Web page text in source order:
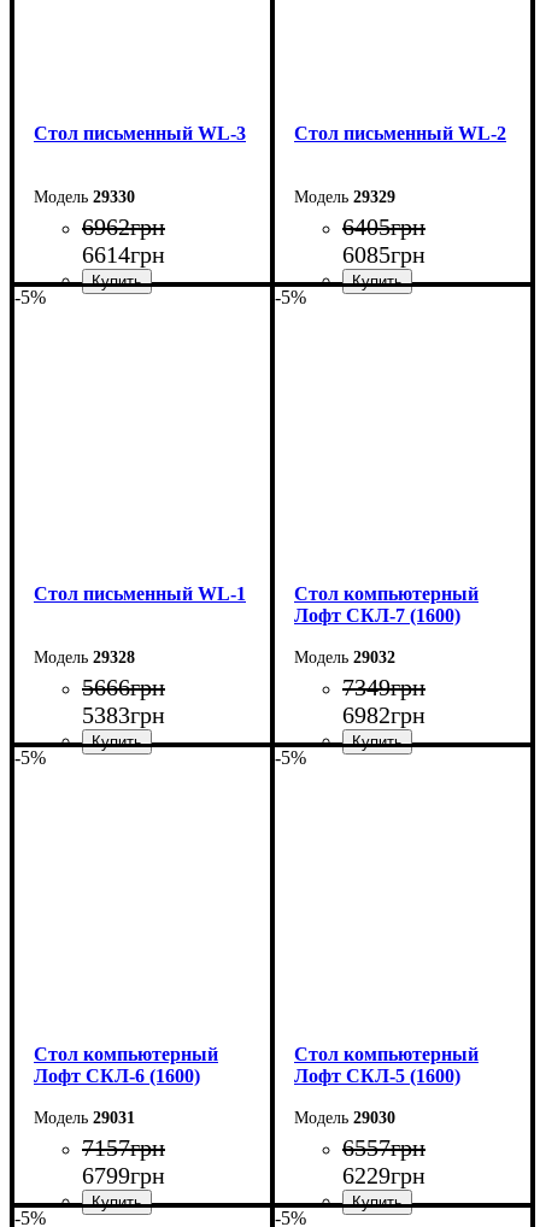
Стол письменный WL-3
29330
6962грн
6614грн
Стол письменный WL-2
29329
6405грн
6085грн
-5%
Стол письменный WL-1
29328
5666грн
5383грн
-5%
Стол компьютерный
Лофт СКЛ-7 (1600)
29032
7349грн
6982грн
-5%
Стол компьютерный
Лофт СКЛ-6 (1600)
29031
7157грн
6799грн
-5%
Стол компьютерный
Лофт СКЛ-5 (1600)
29030
6557грн
6229грн
-5% -5%